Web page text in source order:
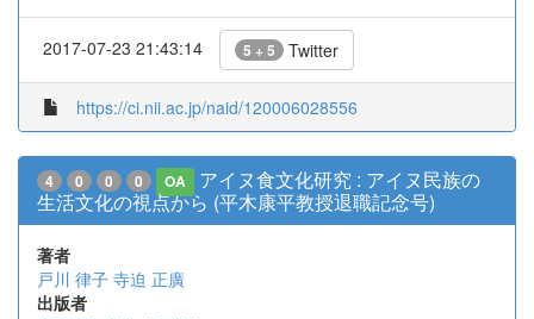
2017-07-23 21:43:14 5 + 5 Twitter
https://ci.nii.ac.jp/naid/120006028556
4 0 0 0 OA
アイヌ食文化研究 : アイヌ民族の
生活文化の視点から (平木康平教授退職記念号)
著者
戸川 律子 寺迫 正廣
出版者